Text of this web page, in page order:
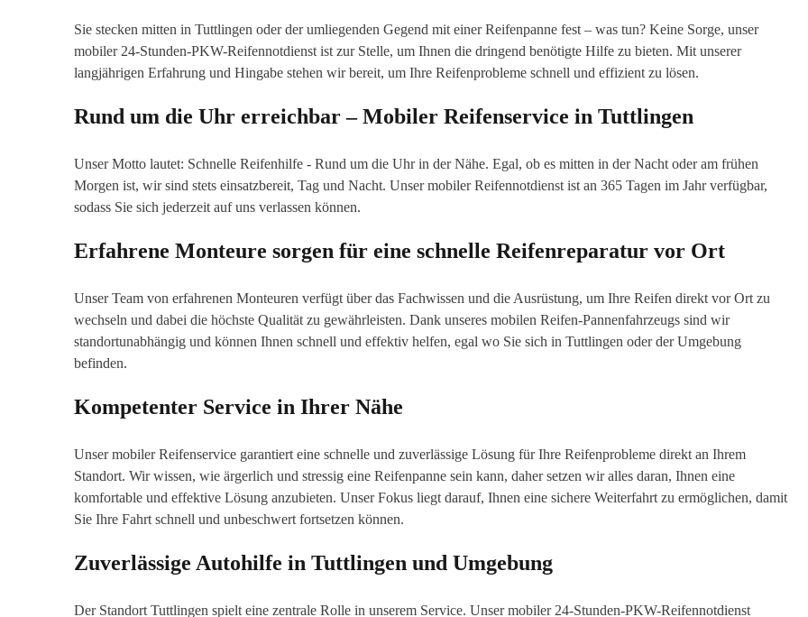
Sie stecken mitten in Tuttlingen oder der umliegenden Gegend mit einer Reifenpanne fest – was tun? Keine Sorge, unser
mobiler 24-Stunden-PKW-Reifennotdienst ist zur Stelle, um Ihnen die dringend benötigte Hilfe zu bieten. Mit unserer
langjährigen Erfahrung und Hingabe stehen wir bereit, um Ihre Reifenprobleme schnell und effizient zu lösen.
Rund um die Uhr erreichbar – Mobiler Reifenservice in Tuttlingen
Unser Motto lautet: Schnelle Reifenhilfe - Rund um die Uhr in der Nähe. Egal, ob es mitten in der Nacht oder am frühen
Morgen ist, wir sind stets einsatzbereit, Tag und Nacht. Unser mobiler Reifennotdienst ist an 365 Tagen im Jahr verfügbar,
sodass Sie sich jederzeit auf uns verlassen können.
Erfahrene Monteure sorgen für eine schnelle Reifenreparatur vor Ort
Unser Team von erfahrenen Monteuren verfügt über das Fachwissen und die Ausrüstung, um Ihre Reifen direkt vor Ort zu
wechseln und dabei die höchste Qualität zu gewährleisten. Dank unseres mobilen Reifen-Pannenfahrzeugs sind wir
standortunabhängig und können Ihnen schnell und effektiv helfen, egal wo Sie sich in Tuttlingen oder der Umgebung
befinden.
Kompetenter Service in Ihrer Nähe
Unser mobiler Reifenservice garantiert eine schnelle und zuverlässige Lösung für Ihre Reifenprobleme direkt an Ihrem
Standort. Wir wissen, wie ärgerlich und stressig eine Reifenpanne sein kann, daher setzen wir alles daran, Ihnen eine
komfortable und effektive Lösung anzubieten. Unser Fokus liegt darauf, Ihnen eine sichere Weiterfahrt zu ermöglichen, damit
Sie Ihre Fahrt schnell und unbeschwert fortsetzen können.
Zuverlässige Autohilfe in Tuttlingen und Umgebung
Der Standort Tuttlingen spielt eine zentrale Rolle in unserem Service. Unser mobiler 24-Stunden-PKW-Reifennotdienst